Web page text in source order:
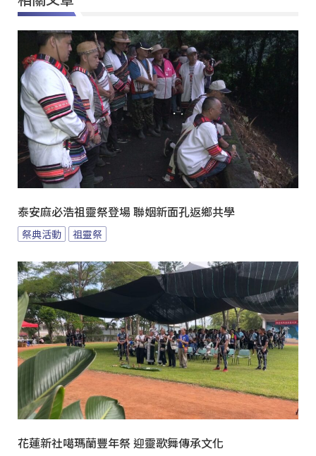
泰安麻必浩祖靈祭登場 聯姻新面孔返鄉共學
祭典活動 祖靈祭
花蓮新社噶瑪蘭豐年祭 迎靈歌舞傳承文化